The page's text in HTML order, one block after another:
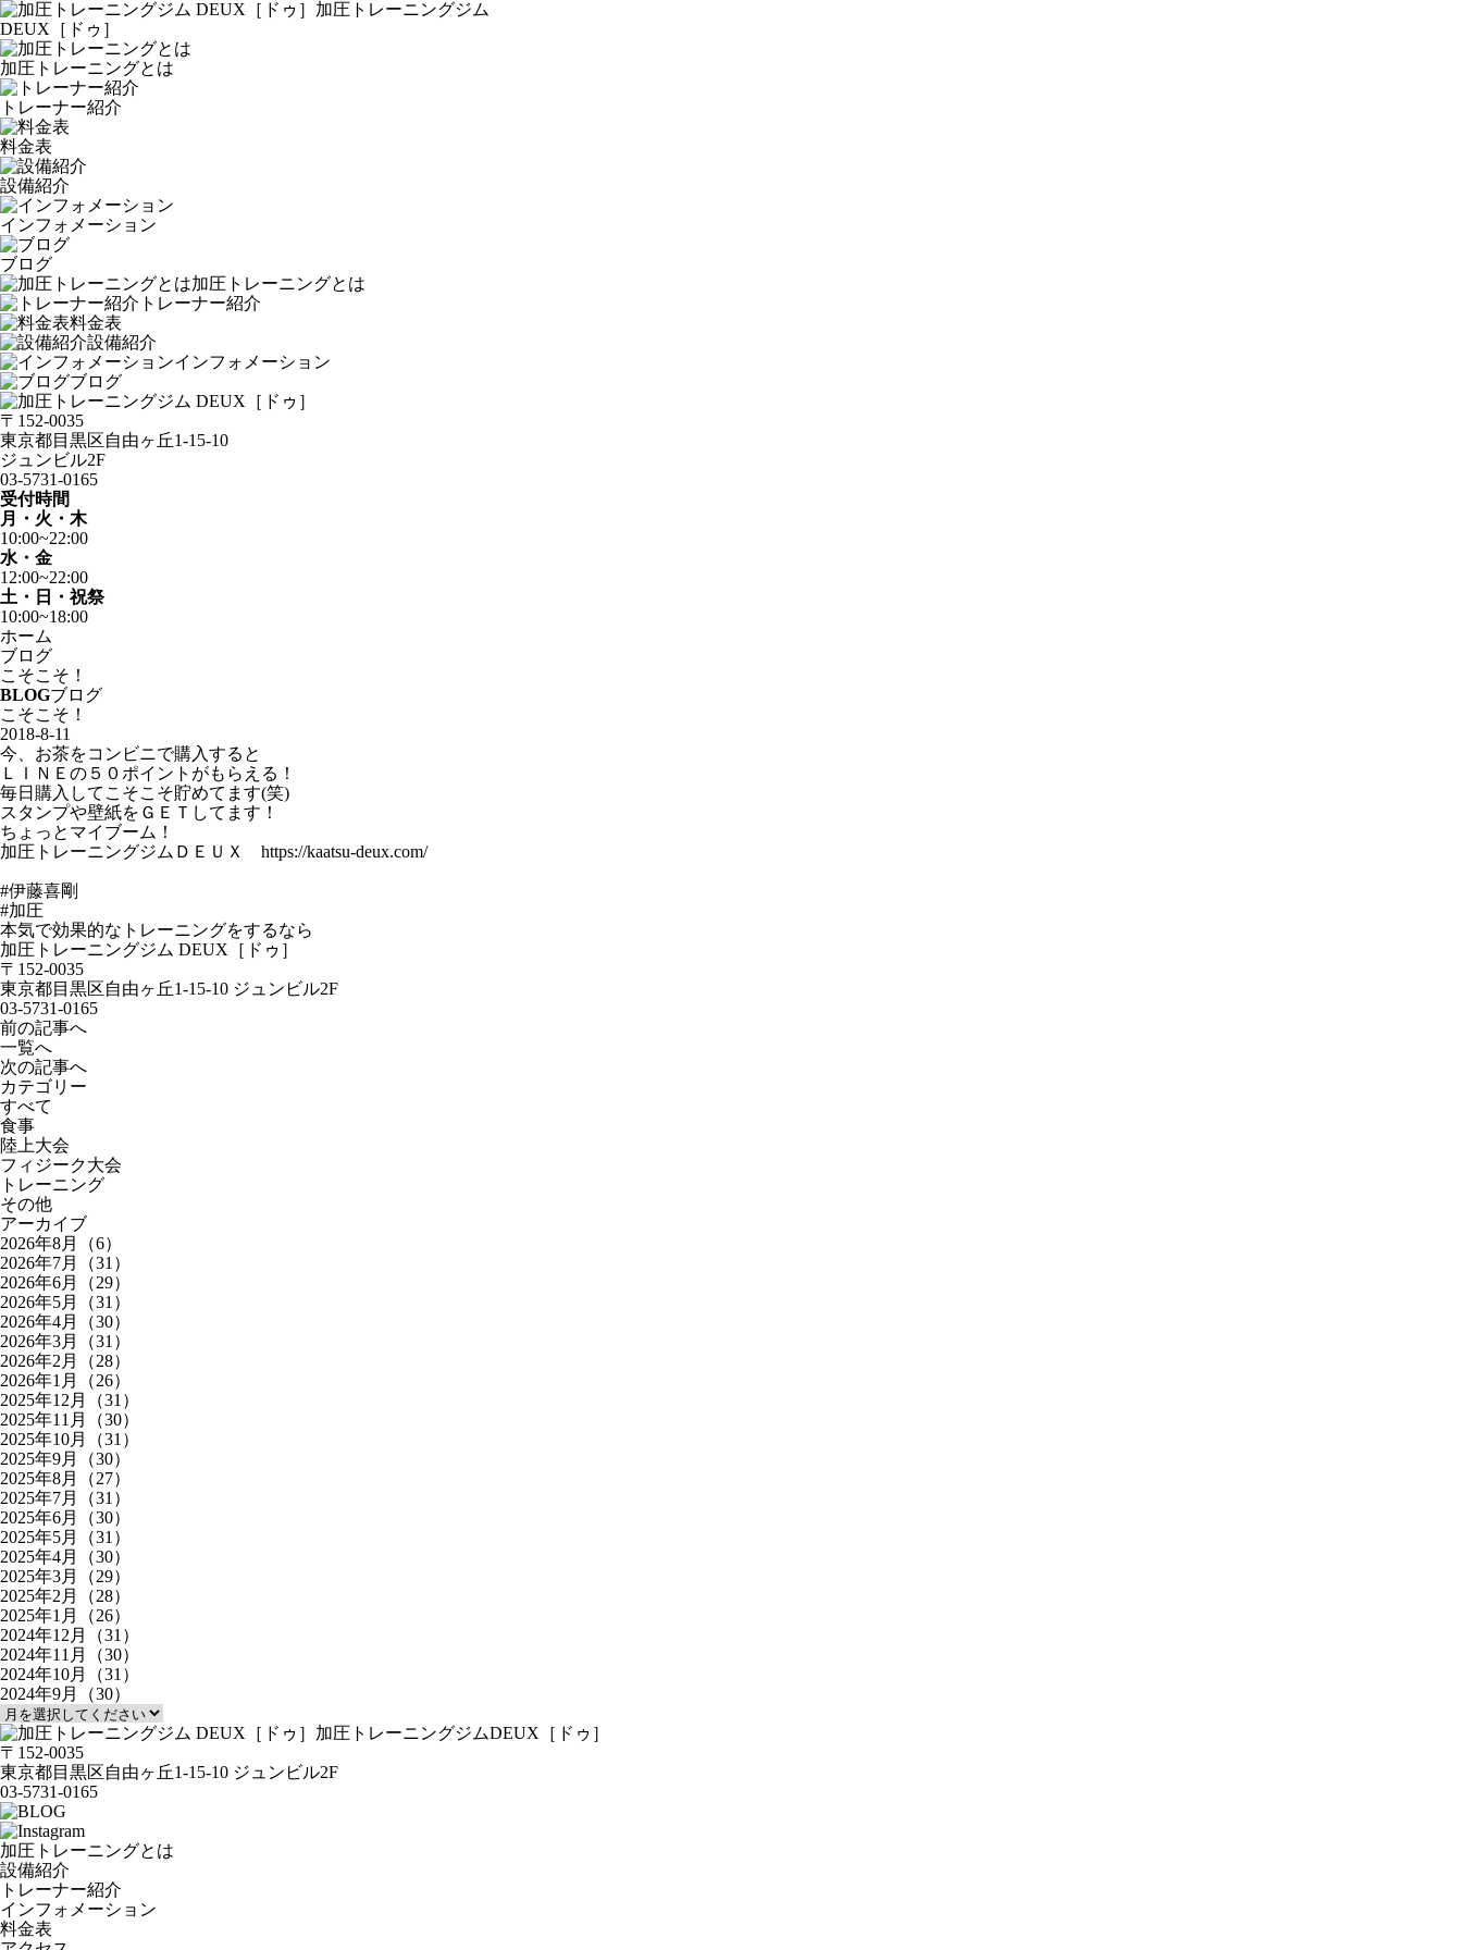
加圧トレーニングジム
DEUX［ドゥ］
加圧トレーニングとは
トレーナー紹介
料金表
設備紹介
インフォメーション
ブログ
加圧トレーニングとは
トレーナー紹介
料金表
設備紹介
インフォメーション
ブログ
〒152-0035
東京都目黒区自由ヶ丘1-15-10
ジュンビル2F
03-5731-0165
受付時間
月・火・木
10:00~22:00
水・金
12:00~22:00
土・日・祝祭
10:00~18:00
ホーム
ブログ
こそこそ！
BLOGブログ
こそこそ！
2018-8-11
今、お茶をコンビニで購入すると
ＬＩＮＥの５０ポイントがもらえる！
毎日購入してこそこそ貯めてます(笑)
スタンプや壁紙をＧＥＴしてます！
ちょっとマイブーム！
加圧トレーニングジムＤＥＵＸ https://kaatsu-deux.com/
#伊藤喜剛
#加圧
本気で効果的なトレーニングをするなら
加圧トレーニングジム DEUX［ドゥ］
〒152-0035
東京都目黒区自由ヶ丘1-15-10 ジュンビル2F
03-5731-0165
前の記事へ
一覧へ
次の記事へ
カテゴリー
すべて
食事
陸上大会
フィジーク大会
トレーニング
その他
アーカイブ
2026年8月（6）
2026年7月（31）
2026年6月（29）
2026年5月（31）
2026年4月（30）
2026年3月（31）
2026年2月（28）
2026年1月（26）
2025年12月（31）
2025年11月（30）
2025年10月（31）
2025年9月（30）
2025年8月（27）
2025年7月（31）
2025年6月（30）
2025年5月（31）
2025年4月（30）
2025年3月（29）
2025年2月（28）
2025年1月（26）
2024年12月（31）
2024年11月（30）
2024年10月（31）
2024年9月（30）
加圧トレーニングジムDEUX［ドゥ］
〒152-0035
東京都目黒区自由ヶ丘1-15-10 ジュンビル2F
03-5731-0165
加圧トレーニングとは
設備紹介
トレーナー紹介
インフォメーション
料金表